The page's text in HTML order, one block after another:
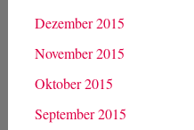
Dezember 2015
November 2015
Oktober 2015
September 2015